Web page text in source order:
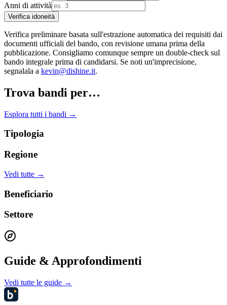
Anni di attività
Verifica idoneità
Verifica preliminare basata sull'estrazione automatica dei requisiti dai
documenti ufficiali del bando, con revisione umana prima della
pubblicazione. Consigliamo comunque sempre un double-check sul
bando integrale prima di candidarsi. Se noti un'imprecisione,
segnalala a kevin@dishine.it.
Trova bandi per…
Esplora tutti i bandi →
Tipologia
Regione
Vedi tutte →
Beneficiario
Settore
Guide & Approfondimenti
Vedi tutte le guide →